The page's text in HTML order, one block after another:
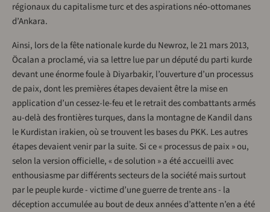
régionaux du capitalisme turc et des aspirations néo-ottomanes
d’Ankara.
Ainsi, lors de la fête nationale kurde du Newroz, le 21 mars 2013,
Öcalan a proclamé, via sa lettre lue par un député du parti kurde
devant une énorme foule à Diyarbakir, l’ouverture d’un processus
de paix, dont les premières étapes devaient être la mise en
application d’un cessez-le-feu et le retrait des combattants armés
au-delà des frontières turques, dans la montagne de Kandil dans
le Kurdistan irakien, où se trouvent les bases du PKK. Les autres
étapes devaient venir par la suite. Si ce « processus de paix » ou,
selon la version officielle, « de solution » a été accueilli avec
enthousiasme par différents secteurs de la société mais surtout
par le peuple kurde - victime d’une guerre de trente ans - la
déception accumulée au bout de deux années d’attente n’en a été